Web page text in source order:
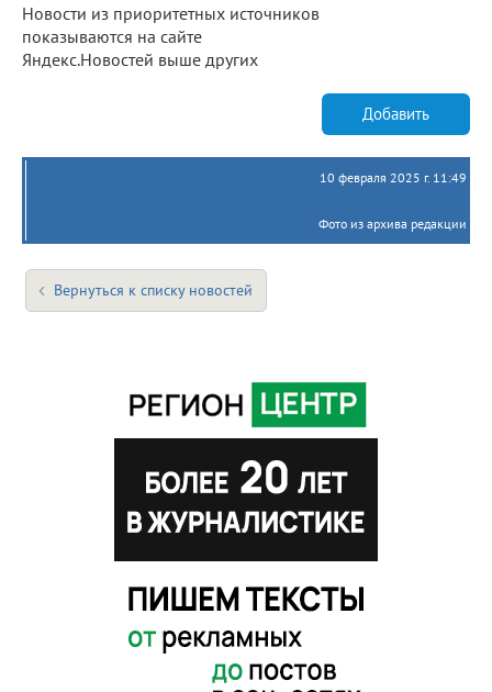
Новости из приоритетных источников
показываются на сайте
Яндекс.Новостей выше других
Добавить
10 февраля 2025 г. 11:49
Фото из архива редакции
Вернуться к списку новостей